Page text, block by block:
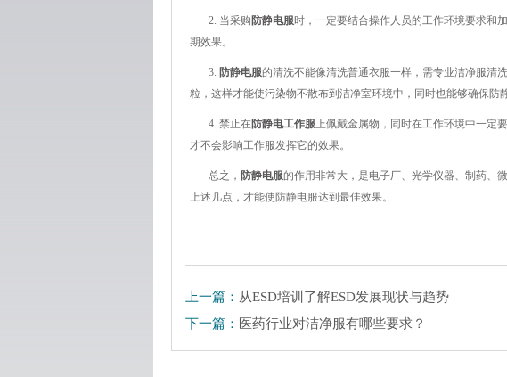
2. 当采购 防静电服时，一定要结合操作人员的工作环境要求和
期效果。
3. 防静电服的清洗不能像清洗普通衣服一样，需专业洁净服清
粒，这样才能使污染物不散布到洁净室环境中，同时也能够确保防
4. 禁止在防静电工作服上佩戴金属物，同时在工作环境中一定
才不会影响工作服发挥它的效果。
总之， 防静电服的作用非常大，是电子厂、光学仪器、制药、
上述几点，才能使防静电服达到最佳效果。
上一篇： 从ESD培训了解ESD发展现状与趋势
下一篇： 医药行业对洁净服有哪些要求？